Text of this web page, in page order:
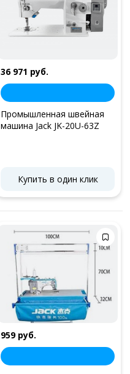
36 971 руб.
Промышленная швейная
машина Jack JK-20U-63Z
Купить в один клик
959 руб.